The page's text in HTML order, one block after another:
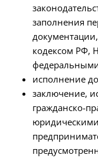
заполнения
кодексом РФ,
исполнение
заключение,
гражданско-